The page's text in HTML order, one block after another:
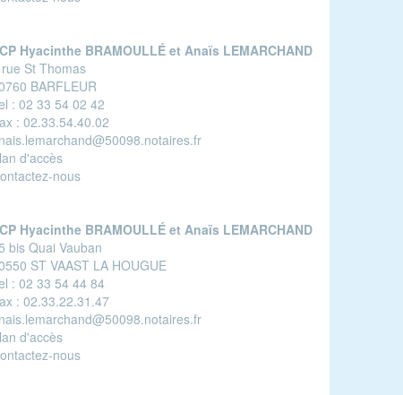
Hyacinthe BRAMOULLÉ et Anaïs LEMARCHAND
St Thomas
BARFLEUR
: 02 33 54 02 42
: 02.33.54.40.02
d'accès
nous
Hyacinthe BRAMOULLÉ et Anaïs LEMARCHAND
bis Quai Vauban
ST VAAST LA HOUGUE
: 02 33 54 44 84
: 02.33.22.31.47
d'accès
nous